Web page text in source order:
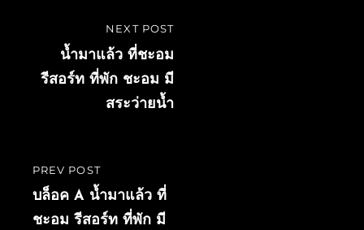
เรื่อง
PREVIOUS
POST
PREV POST
บล็อค A น้ำมาแล้ว ที่
ชะอม รีสอร์ท ที่พัก มี
POST
NEXT POST
น้ำมาแล้ว ที่ชะอม
รีสอร์ท ที่พัก ชะอม มี
สระว่ายน้ำ